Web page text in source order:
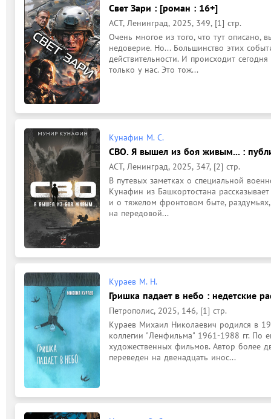
Свет Зари : [роман : 16+]
АСТ, Ленинград, 2025, 349, [1] стр.
Очень многое из того, что тут описано,
недоверие. Но... Большинство этих
действительности. И происходит
только у нас. Это тож...
Кунафин М. С.
СВО. Я вышел из боя живым... :
АСТ, Ленинград, 2025, 347, [2] стр.
В путевых заметках о специальной
Кунафин из Башкортостана
и о тяжелом фронтовом быте,
на передовой...
Кураев М. Н.
Гришка падает в небо : недетские
Петрополис, 2025, 146, [1] стр.
Кураев Михаил Николаевич родился в
коллегии "Ленфильма" 1961-1988 гг. По
художественных фильмов. Автор более
переведен на двенадцать инос...